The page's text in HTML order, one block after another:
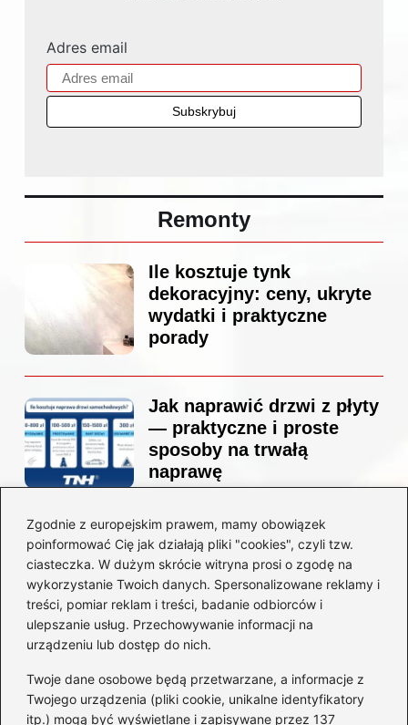
Zgodnie z europejskim prawem, mamy obowiązek
poinformować Cię jak działają pliki "cookies", czyli tzw.
ciasteczka. W dużym skrócie witryna prosi o zgodę na
wykorzystanie Twoich danych. Spersonalizowane reklamy i
treści, pomiar reklam i treści, badanie odbiorców i
ulepszanie usług. Przechowywanie informacji na
urządzeniu lub dostęp do nich.
Twoje dane osobowe będą przetwarzane, a informacje z
Twojego urządzenia (pliki cookie, unikalne identyfikatory
itp.) mogą być wyświetlane i zapisywane przez 137
Adres email
Remonty
Ile kosztuje tynk
dekoracyjny: ceny, ukryte
wydatki i praktyczne
porady
Jak naprawić drzwi z płyty
— praktyczne i proste
sposoby na trwałą
naprawę
Ile kosztuje projekt
łazienki u architekta —
ceny, które naprawdę
zaskoczą
Jak zamontować listwę
startową do styropianu